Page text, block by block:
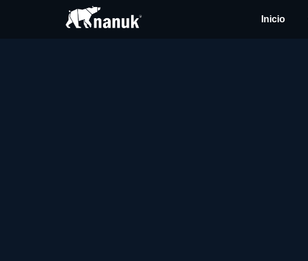
Inicio